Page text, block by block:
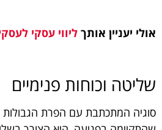
אולי יעניין אותך ליווי עסקי
שליטה וכוחות פנימיים
סוגיה המתכתבת עם הפרת